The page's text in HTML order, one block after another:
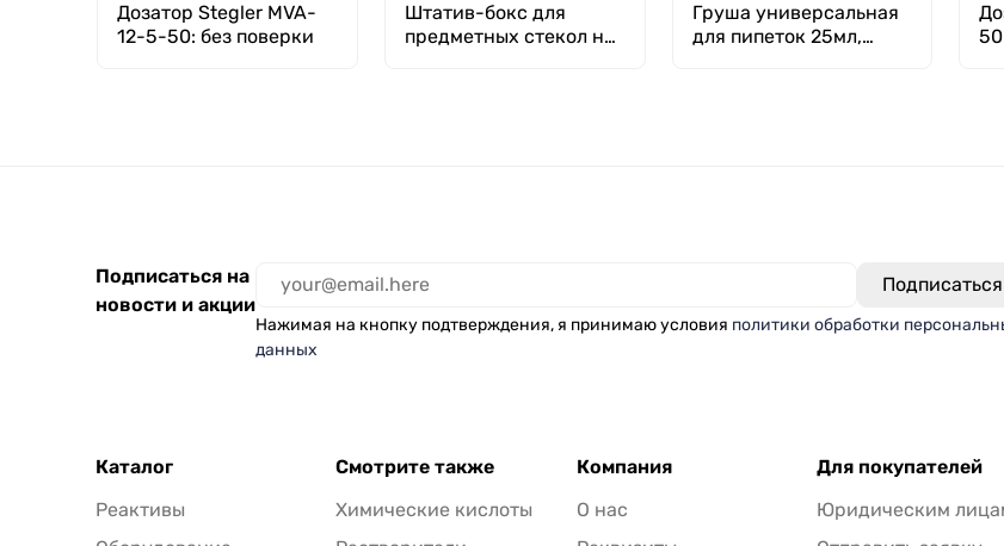
Дозатор Stegler MVA-
12-5-50: без поверки
Штатив-бокс для
предметных стекол на
Груша универсальная
для пипеток 25мл,
Подписаться на
новости и акции
Нажимая на кнопку подтверждения, я принимаю условия политики обработки
данных
Каталог
Реактивы
Смотрите также
Химические кислоты
Компания
О нас
Для покупателей
Юридическим